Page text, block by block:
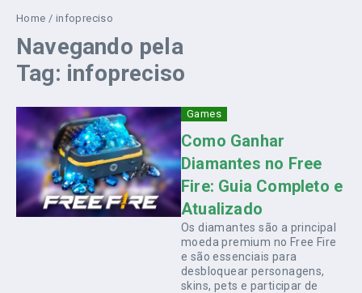
Home / infopreciso
Navegando pela
Tag: infopreciso
Games
Como Ganhar
Diamantes no Free
Fire: Guia Completo e
Atualizado
Os diamantes são a principal
moeda premium no Free Fire
e são essenciais para
desbloquear personagens,
skins, pets e participar de